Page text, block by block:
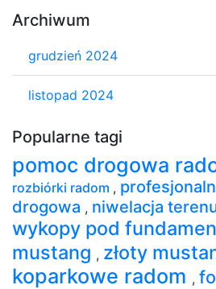
Archiwum
grudzień 2024
listopad 2024
Popularne tagi
pomoc drogowa
rozbiórki radom ,
drogowa , niwelacja
wykopy pod
mustang , złoty
koparkowe radom ,